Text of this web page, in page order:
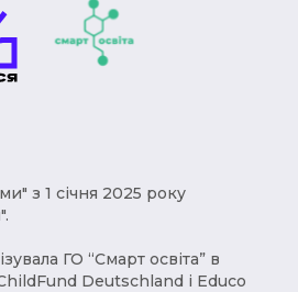
(1)
Русь (1) кримці (1)
Колумб (1)
(1) українці (1)
з 1 січня 2025 року
ГО “Смарт освіта” в
Deutschland і Educo